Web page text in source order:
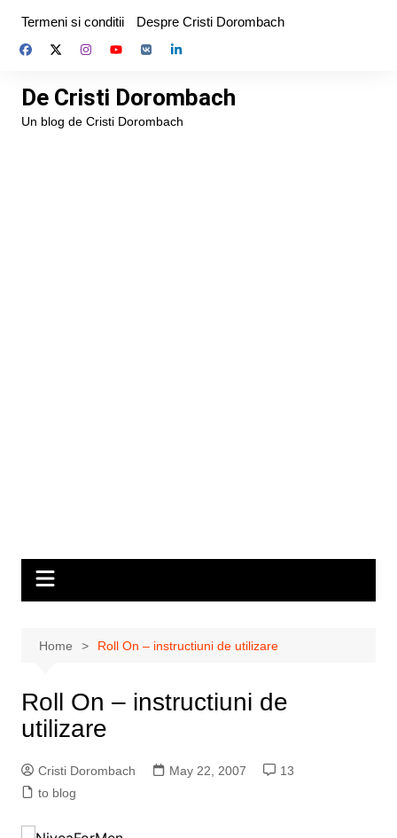
content
Termeni si conditii Despre Cristi Dorombach
De Cristi Dorombach
Un blog de Cristi Dorombach
Home Roll On – instructiuni de utilizare
Roll On – instructiuni de
utilizare
Cristi Dorombach May 22, 2007
13
to blog